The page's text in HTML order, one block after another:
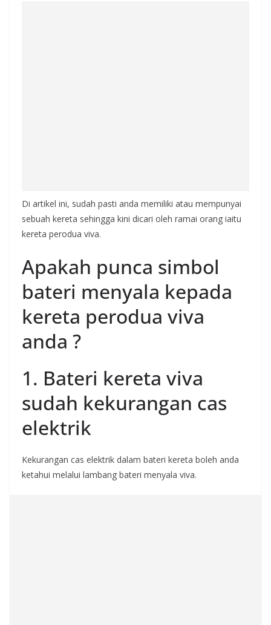
Di artikel ini, sudah pasti anda memiliki atau mempunyai
sebuah kereta sehingga kini dicari oleh ramai orang iaitu
kereta perodua viva.
Apakah punca simbol
bateri menyala kepada
kereta perodua viva
anda ?
1. Bateri kereta viva
sudah kekurangan cas
elektrik
Kekurangan cas elektrik dalam bateri kereta boleh anda
ketahui melalui lambang bateri menyala viva.